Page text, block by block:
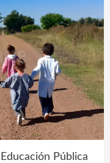
Pública